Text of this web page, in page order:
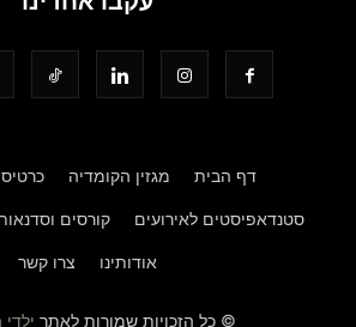
דף הבית מגזין הקומדיה
סטנדאפיסטים לאירועים קורסים
אודותינו צרו קשר
© כל הזכויות שמורות לאתר